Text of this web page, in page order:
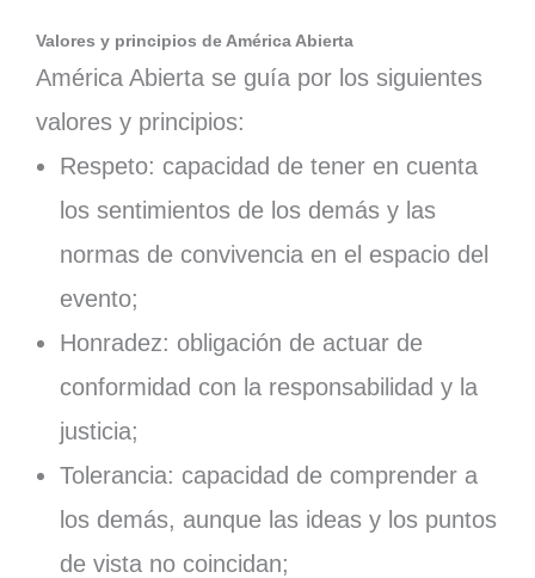
Valores y principios de América Abierta
América Abierta se guía por los siguientes
valores y principios:
Respeto: capacidad de tener en cuenta
los sentimientos de los demás y las
normas de convivencia en el espacio del
evento;
Honradez: obligación de actuar de
conformidad con la responsabilidad y la
justicia;
Tolerancia: capacidad de comprender a
los demás, aunque las ideas y los puntos
de vista no coincidan;